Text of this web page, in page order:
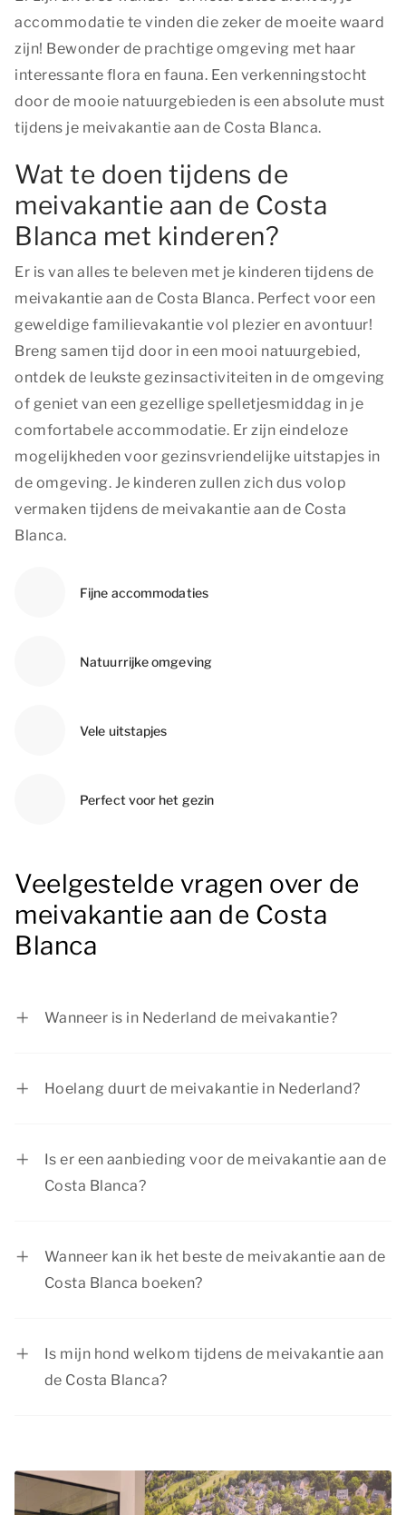
accommodatie te vinden die zeker de moeite waard
zijn! Bewonder de prachtige omgeving met haar
interessante flora en fauna. Een verkenningstocht
door de mooie natuurgebieden is een absolute must
tijdens je meivakantie aan de Costa Blanca.
Wat te doen tijdens de
meivakantie aan de Costa
Blanca met kinderen?
Er is van alles te beleven met je kinderen tijdens de
meivakantie aan de Costa Blanca. Perfect voor een
geweldige familievakantie vol plezier en avontuur!
Breng samen tijd door in een mooi natuurgebied,
ontdek de leukste gezinsactiviteiten in de omgeving
of geniet van een gezellige spelletjesmiddag in je
comfortabele accommodatie. Er zijn eindeloze
mogelijkheden voor gezinsvriendelijke uitstapjes in
de omgeving. Je kinderen zullen zich dus volop
vermaken tijdens de meivakantie aan de Costa
Blanca.
Fijne accommodaties
Natuurrijke omgeving
Vele uitstapjes
Perfect voor het gezin
Veelgestelde vragen over de
meivakantie aan de Costa
Blanca
Wanneer is in Nederland de meivakantie?
Hoelang duurt de meivakantie in Nederland?
Is er een aanbieding voor de meivakantie aan de
Costa Blanca?
Wanneer kan ik het beste de meivakantie aan de
Costa Blanca boeken?
boeken, om er zeker van te zijn dat de
accommodatie van jouw voorkeur nog
Is mijn hond welkom tijdens de meivakantie aan
de Costa Blanca?
deel van onze accommodaties zijn maximaal 2
huisdieren toegestaan. Bij elk